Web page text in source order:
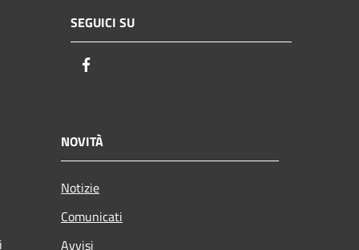
SEGUICI SU
NOVITÀ
Notizie
Comunicati
Avvisi